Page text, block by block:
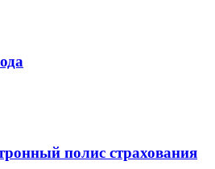
полис страхования